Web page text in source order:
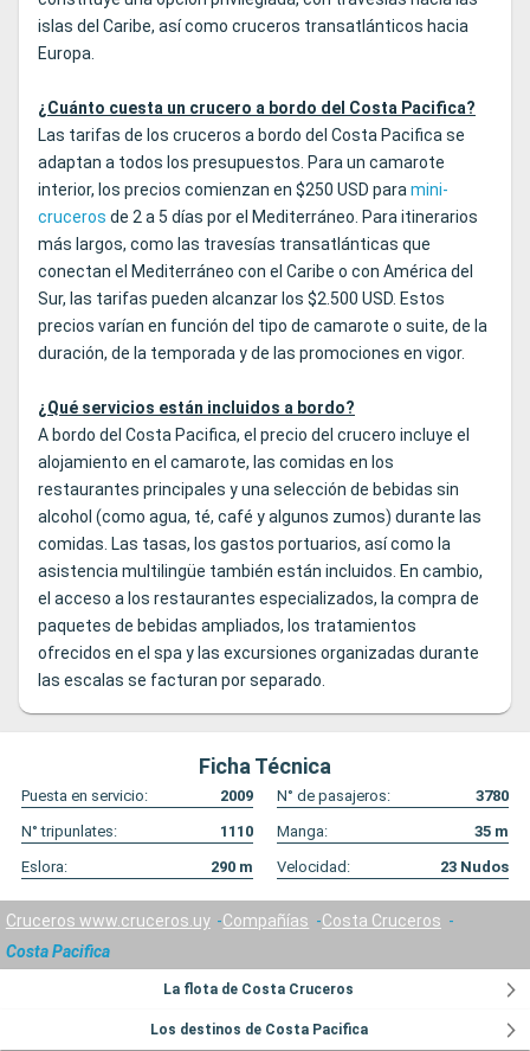
islas del Caribe, así como cruceros transatlánticos hacia
Europa.
¿Cuánto cuesta un crucero a bordo del Costa Pacifica?
Las tarifas de los cruceros a bordo del Costa Pacifica se
adaptan a todos los presupuestos. Para un camarote
interior, los precios comienzan en $250 USD paramini-
cruceros de 2 a 5 días por el Mediterráneo. Para itinerarios
más largos, como las travesías transatlánticas que
conectan el Mediterráneo con el Caribe o con América del
Sur, las tarifas pueden alcanzar los $2.500 USD. Estos
precios varían en función del tipo de camarote o suite, de la
duración, de la temporada y de las promociones en vigor.
¿Qué servicios están incluidos a bordo?
A bordo del Costa Pacifica, el precio del crucero incluye el
alojamiento en el camarote, las comidas en los
restaurantes principales y una selección de bebidas sin
alcohol (como agua, té, café y algunos zumos) durante las
comidas. Las tasas, los gastos portuarios, así como la
asistencia multilingüe también están incluidos. En cambio,
el acceso a los restaurantes especializados, la compra de
paquetes de bebidas ampliados, los tratamientos
ofrecidos en el spa y las excursiones organizadas durante
las escalas se facturan por separado.
Ficha Técnica
Puesta en servicio: 2009 N° de pasajeros:
3780
N° tripunlates:
1110 Manga: 35 m
Eslora:
290 m Velocidad: 23 Nudos
Cruceros www.cruceros.uy Compañías
Costa Cruceros
Costa Pacifica
La flota de Costa Cruceros
Los destinos de Costa Pacifica